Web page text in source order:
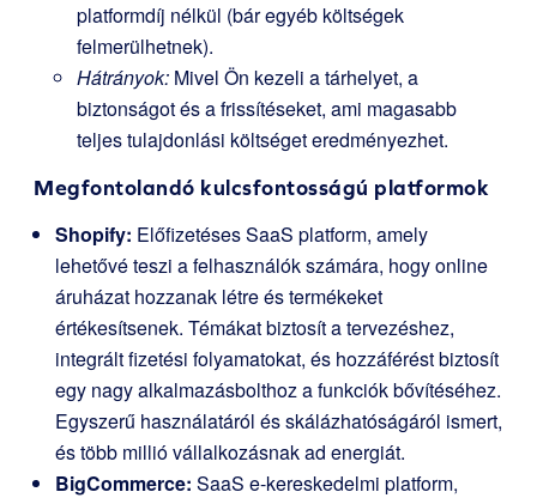
platformdíj nélkül (bár egyéb költségek
felmerülhetnek).
Hátrányok: Mivel Ön kezeli a tárhelyet, a
biztonságot és a frissítéseket, ami magasabb
teljes tulajdonlási költséget eredményezhet.
Megfontolandó kulcsfontosságú platformok
Shopify: Előfizetéses SaaS platform, amely
lehetővé teszi a felhasználók számára, hogy online
áruházat hozzanak létre és termékeket
értékesítsenek. Témákat biztosít a tervezéshez,
integrált fizetési folyamatokat, és hozzáférést biztosít
egy nagy alkalmazásbolthoz a funkciók bővítéséhez.
Egyszerű használatáról és skálázhatóságáról ismert,
és több millió vállalkozásnak ad energiát.
BigCommerce: SaaS e-kereskedelmi platform,